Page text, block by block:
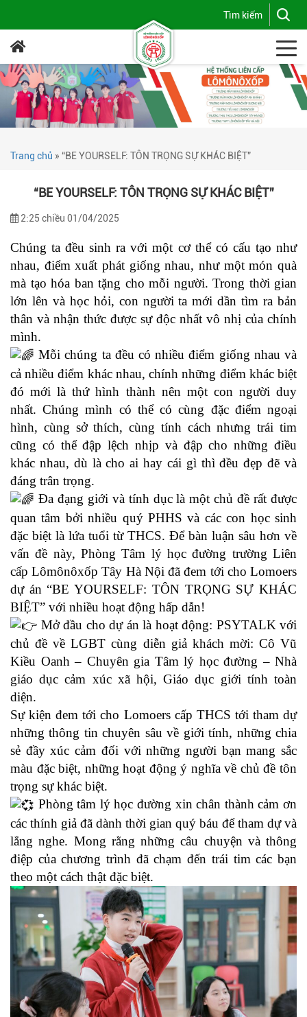
Trang chủ » “BE YOURSELF: TÔN TRỌNG SỰ KHÁC BIỆT”
“BE YOURSELF: TÔN TRỌNG SỰ KHÁC BIỆT”
2:25 chiều 01/04/2025
Chúng ta đều sinh ra với một cơ thể có cấu tạo như
nhau, điểm xuất phát giống nhau, như một món quà
mà tạo hóa ban tặng cho mỗi người. Trong thời gian
lớn lên và học hỏi, con người ta mới dần tìm ra bản
thân và nhận thức được sự độc nhất vô nhị của chính
mình.
Mỗi chúng ta đều có nhiều điểm giống nhau và
cả nhiều điểm khác nhau, chính những điểm khác biệt
đó mới là thứ hình thành nên một con người duy
nhất. Chúng mình có thể có cùng đặc điểm ngoại
hình, cùng sở thích, cùng tính cách nhưng trái tim
cũng có thể đập lệch nhịp và đập cho những điều
khác nhau, dù là cho ai hay cái gì thì đều đẹp đẽ và
đáng trân trọng.
Đa đạng giới và tính dục là một chủ đề rất được
quan tâm bởi nhiều quý PHHS và các con học sinh
đặc biệt là lứa tuổi từ THCS. Để bàn luận sâu hơn về
vấn đề này, Phòng Tâm lý học đường trường Liên
cấp Lômônôxốp Tây Hà Nội đã đem tới cho Lomoers
dự án “BE YOURSELF: TÔN TRỌNG SỰ KHÁC
BIỆT” với nhiều hoạt động hấp dẫn!
Mở đầu cho dự án là hoạt động: PSYTALK với
chủ đề về LGBT cùng diễn giả khách mời: Cô Vũ
Kiều Oanh – Chuyên gia Tâm lý học đường – Nhà
giáo dục cảm xúc xã hội, Giáo dục giới tính toàn
diện.
Sự kiện đem tới cho Lomoers cấp THCS tới tham dự
những thông tin chuyên sâu về giới tính, những chia
sẻ đầy xúc cảm đối với những người bạn mang sắc
màu đặc biệt, những hoạt động ý nghĩa về chủ đề tôn
trọng sự khác biệt.
Phòng tâm lý học đường xin chân thành cảm ơn
các thính giả đã dành thời gian quý báu để tham dự và
lắng nghe. Mong rằng những câu chuyện và thông
điệp của chương trình đã chạm đến trái tim các bạn
theo một cách thật đặc biệt.